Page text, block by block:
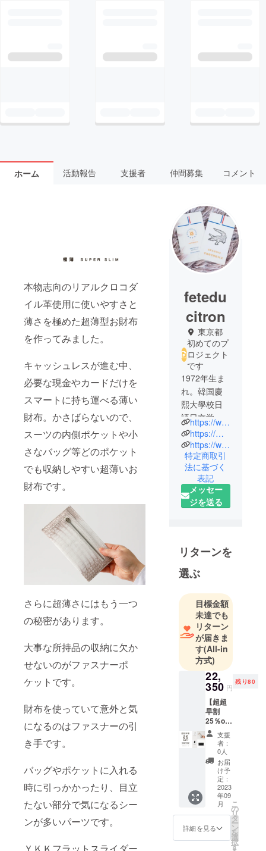
ホーム 活動報告 支援者 仲間募集 コメント
本物志向のリアルクロコダ
イル革使用に使いやすさと
薄さを極めた超薄型お財布
を作ってみました。
キャッシュレスが進む中、
必要な現金やカードだけを
スマートに持ち運べる薄い
財布。かさばらないので、
スーツの内側ポケットや小
さなバッグ等どのポケット
でも収納しやすい超薄いお
財布です。
さらに超薄さにはもう一つ
の秘密があります。
大事な所持品の収納に欠か
せないのがファスナーポ
ケットです。
財布を使っていて意外と気
になるのはファスナーの引
き手です。
バッグやポケットに入れる
時に引っかかったり、目立
たない部分で気になるシー
ンが多いパーツです。
fetedu
citron
東京都
初めてのプ
ロジェクト
です
1972年生ま
れ。韓国慶
熙大學校日
語日文学科
卒業。マイ
ケルコー
ス、ケイト
スペードな
どをOEM製
造している
JS
ル特別市江
南区)で6年間
働いてから
株式会社ネ
クストスタ
イルを設立
し、”あえて
手間を掛け
た【使いや
すい仕様””上
質の革””オリ
ティ”にこだ
わった自社
ブランド
「feteducitro
n」のオリジ
ナル革商品
をセレクト
ショップに
卸してきま
https://www.creema.jp/c/feteducitron
https://minne.com/@tokyo-citron
https://www.instagram.com/fetestyle/
特定商取引
法に基づく
表記
メッセー
ジを送る
リターンを
選ぶ
目標金額
未達でも
リターン
が届きま
す(All-in
方式)
22,
350 円
残り80
【超超
早割
25％off
】キー
ホル
ダープ
レゼン
ト付ク
ロコダ
イル極
薄お財
布 お好
きなカ
ラー1点
※一般販
支援
者：
0人
お届
け予
定：
2023
年09
月
詳細を見る
こ
の
リ
タ
ー
ン
を
選
択
す